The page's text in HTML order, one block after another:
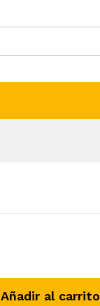
Añadir al carrito